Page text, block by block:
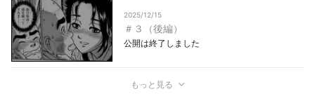
2025/12/15
＃３（後編）
公開は終了しました
もっと見る